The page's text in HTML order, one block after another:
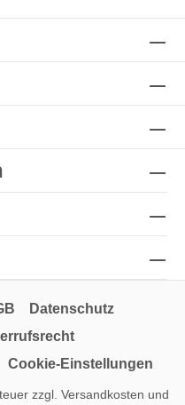
Datenschutz
Cookie-Einstellungen
zzgl. Versandkosten und